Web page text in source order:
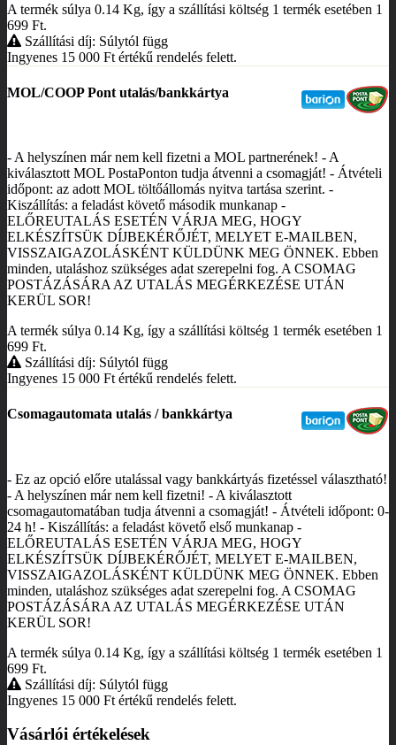
A termék súlya 0.14 Kg, így a szállítási költség 1 termék esetében 1
699 Ft.
Szállítási díj: Súlytól függ
Ingyenes 15 000 Ft értékű rendelés felett.
MOL/COOP Pont utalás/bankkártya
- A helyszínen már nem kell fizetni a MOL partnerének! - A
kiválasztott MOL PostaPonton tudja átvenni a csomagját! - Átvételi
időpont: az adott MOL töltőállomás nyitva tartása szerint. -
Kiszállítás: a feladást követő második munkanap -
ELŐREUTALÁS ESETÉN VÁRJA MEG, HOGY
ELKÉSZÍTSÜK DÍJBEKÉRŐJÉT, MELYET E-MAILBEN,
VISSZAIGAZOLÁSKÉNT KÜLDÜNK MEG ÖNNEK. Ebben
minden, utaláshoz szükséges adat szerepelni fog. A CSOMAG
POSTÁZÁSÁRA AZ UTALÁS MEGÉRKEZÉSE UTÁN
KERÜL SOR!
A termék súlya 0.14 Kg, így a szállítási költség 1 termék esetében 1
699 Ft.
Szállítási díj: Súlytól függ
Ingyenes 15 000 Ft értékű rendelés felett.
Csomagautomata utalás / bankkártya
- Ez az opció előre utalással vagy bankkártyás fizetéssel választható!
- A helyszínen már nem kell fizetni! - A kiválasztott
csomagautomatában tudja átvenni a csomagját! - Átvételi időpont: 0-
24 h! - Kiszállítás: a feladást követő első munkanap -
ELŐREUTALÁS ESETÉN VÁRJA MEG, HOGY
ELKÉSZÍTSÜK DÍJBEKÉRŐJÉT, MELYET E-MAILBEN,
VISSZAIGAZOLÁSKÉNT KÜLDÜNK MEG ÖNNEK. Ebben
minden, utaláshoz szükséges adat szerepelni fog. A CSOMAG
POSTÁZÁSÁRA AZ UTALÁS MEGÉRKEZÉSE UTÁN
KERÜL SOR!
A termék súlya 0.14 Kg, így a szállítási költség 1 termék esetében 1
699 Ft.
Szállítási díj: Súlytól függ
Ingyenes 15 000 Ft értékű rendelés felett.
Vásárlói értékelések